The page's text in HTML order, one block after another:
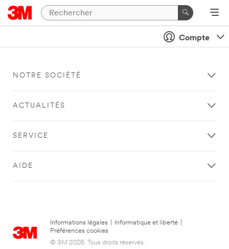
Compte
NOTRE SOCIÉTÉ
ACTUALITÉS
SERVICE
AIDE
Informations légales Informatique et liberté
Préférences cookies
© 3M 2026. Tous droits réservés.